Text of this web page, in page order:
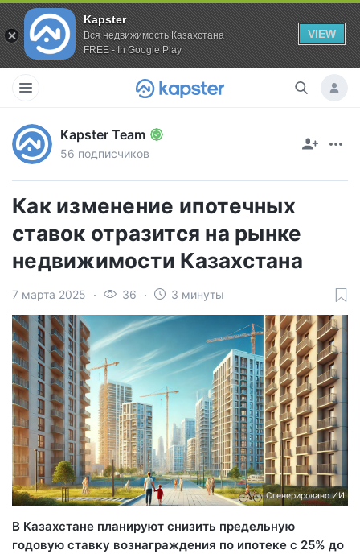
Kapster
Вся недвижимость Казахстана
FREE - In Google Play
VIEW
Kapster Team
56 подписчиков
Как изменение ипотечных
ставок отразится на рынке
недвижимости Казахстана
7 марта 2025 36 3 минуты
Сгенерировано ИИ
В Казахстане планируют снизить предельную
годовую ставку вознаграждения по ипотеке с 25% до